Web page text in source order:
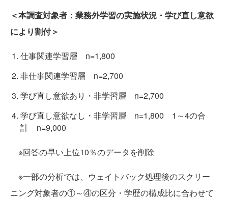
＜本調査対象者：業務外学習の実施状況・学び直し意欲
により割付＞
仕事関連学習層 n=1,800
非仕事関連学習層 n=2,700
学び直し意欲あり・非学習層 n=2,700
学び直し意欲なし・非学習層 n=1,800 1～4の合
計 n=9,000
※回答の早い上位10％のデータを削除
※一部の分析では、ウェイトバック処理後のスクリー
ニング対象者の①～④の区分・学歴の構成比に合わせて